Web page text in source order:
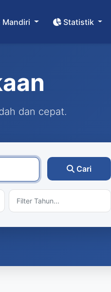
Mandiri Statistik
dan cepat.
Cari